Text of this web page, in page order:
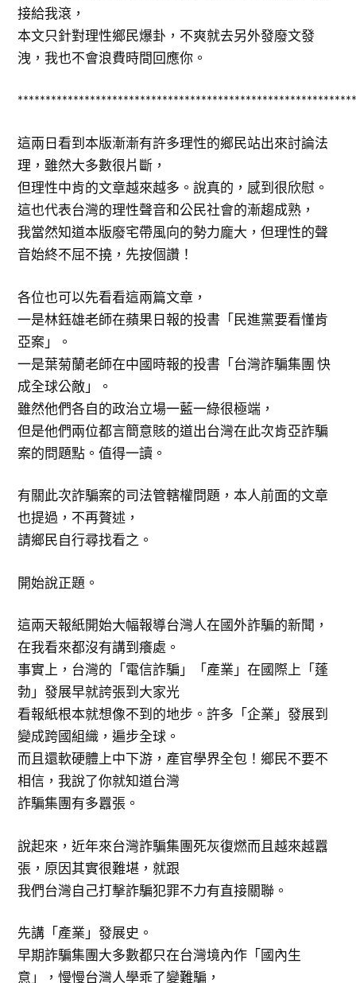
接給我滾，
本文只針對理性鄉民爆卦，不爽就去另外發廢文發
洩，我也不會浪費時間回應你。
這兩日看到本版漸漸有許多理性的鄉民站出來討論法
理，雖然大多數很片斷，
但理性中肯的文章越來越多。說真的，感到很欣慰。
這也代表台灣的理性聲音和公民社會的漸趨成熟，
我當然知道本版廢宅帶風向的勢力龐大，但理性的聲
音始終不屈不撓，先按個讚！
各位也可以先看看這兩篇文章，
一是林鈺雄老師在蘋果日報的投書「民進黨要看懂肯
亞案」。
一是葉菊蘭老師在中國時報的投書「台灣詐騙集團 快
成全球公敵」。
雖然他們各自的政治立場一藍一綠很極端，
但是他們兩位都言簡意賅的道出台灣在此次肯亞詐騙
案的問題點。值得一讀。
有關此次詐騙案的司法管轄權問題，本人前面的文章
也提過，不再贅述，
請鄉民自行尋找看之。
開始說正題。
這兩天報紙開始大幅報導台灣人在國外詐騙的新聞，
在我看來都沒有講到癢處。
事實上，台灣的「電信詐騙」「產業」在國際上「蓬
勃」發展早就誇張到大家光
看報紙根本就想像不到的地步。許多「企業」發展到
變成跨國組織，遍步全球。
而且還軟硬體上中下游，產官學界全包！鄉民不要不
相信，我說了你就知道台灣
詐騙集團有多囂張。
說起來，近年來台灣詐騙集團死灰復燃而且越來越囂
張，原因其實很難堪，就跟
我們台灣自己打擊詐騙犯罪不力有直接關聯。
先講「產業」發展史。
早期詐騙集團大多數都只在台灣境內作「國內生
意」，慢慢台灣人學乖了變難騙，